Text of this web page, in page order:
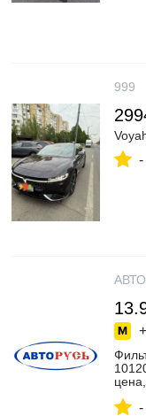
999
-
-